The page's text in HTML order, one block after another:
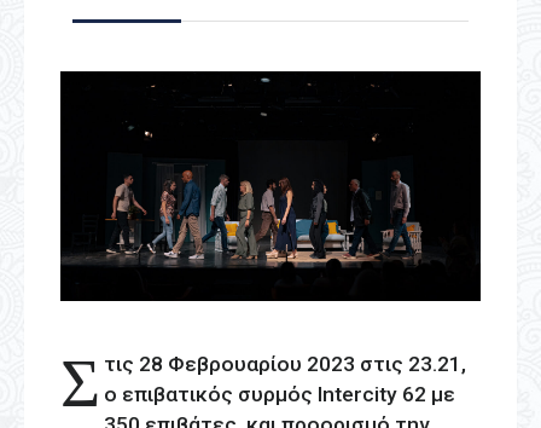
Σ τις 28 Φεβρουαρίου 2023 στις 23.21,
ο επιβατικός συρμός Intercity 62 με